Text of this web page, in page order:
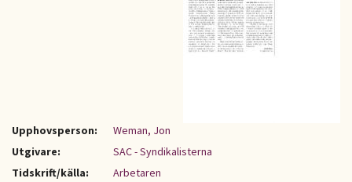
Upphovsperson:
Weman, Jon
Utgivare:
SAC - Syndikalisterna
Tidskrift/källa:
Arbetaren